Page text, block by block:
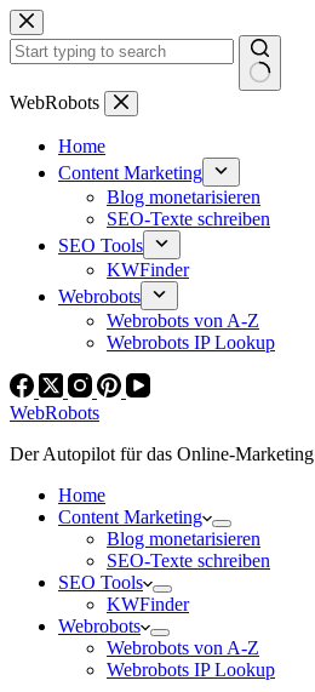
Zum
Inhalt
springen
Keine
WebRobots
Home
Content Marketing
Blog monetarisieren
SEO-Texte schreiben
SEO Tools
KWFinder
Webrobots
Webrobots von A-Z
Webrobots IP Lookup
WebRobots
Der Autopilot für das Online-Marketing
Home
Content Marketing
Blog monetarisieren
SEO-Texte schreiben
SEO Tools
KWFinder
Webrobots
Webrobots von A-Z
Webrobots IP Lookup